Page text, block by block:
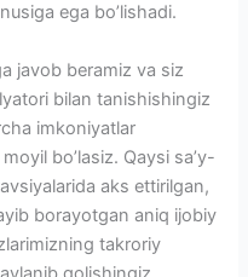
ega bo’lishadi.
javob beramiz va siz
bilan tanishishingiz
imkoniyatlar
bo’lasiz. Qaysi sa’y-
aks ettirilgan,
borayotgan aniq ijobiy
takroriy